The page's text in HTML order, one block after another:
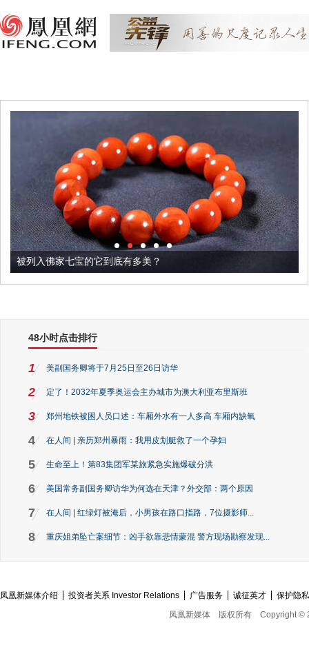
被列入佛家七宝的它到底有多美？
48小时点击排行
1 美副国务卿将于7月25日至26日访华
2 定了！2032年夏季奥运会主办城市为澳大利亚布里斯班
3 郑州地铁被困人员口述：车厢外水有一人多高 车厢内缺氧
4 在人间 | 亲历郑州暴雨：我用皮划艇救了一个孕妇
5 生命至上！第83集团军某旅紧急实施爆破分洪
6 美国常务副国务卿访华为何选在天津？外交部：两个原因
7 在人间 | 红绿灯被淹后，小男孩在路口指路，7位摄影师...
8 重庆姐弟坠亡案细节：凶手欲靠悲情蒙混 警方现场勘察发现...
凤凰新媒体介绍 投资者关系 Investor Relations 广告服务 诚征英才
保护隐
凤凰新媒体
版权所有 Copyright ©